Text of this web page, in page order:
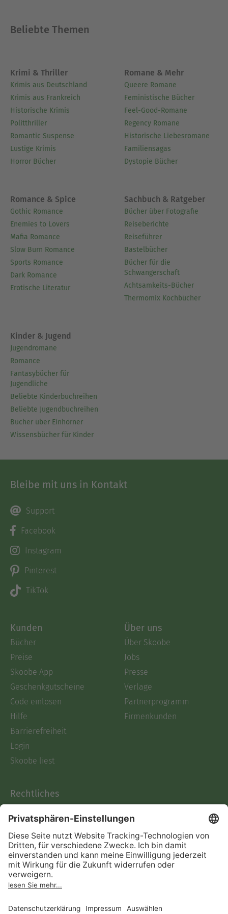
Biografie über mein Leben geschrieben, aber
Beliebte Themen
Krimi & Thriller
Krimis aus Deutschland
Krimis aus Frankreich
Historische Krimis
Politthriller
Romantic Suspense
Lustige Krimis
Horror Bücher
Romane & Mehr
Queere Romane
Feministische Bücher
Feel-Good-Romane
Regency Romane
Historische Liebesromane
Familiensagas
Dystopie Bücher
Romance & Spice
Gothic Romance
Enemies to Lovers
Mafia Romance
Slow Burn Romance
Sports Romance
Dark Romance
Erotische Literatur
Sachbuch & Ratgeber
Bücher über Fotografie
Reiseberichte
Reiseführer
Bastelbücher
Bücher für die
Schwangerschaft
Achtsamkeits-Bücher
Thermomix Kochbücher
Kinder & Jugend
Jugendromane
Romance
Fantasybücher für
Jugendliche
Beliebte Kinderbuchreihen
Beliebte Jugendbuchreihen
Bücher über Einhörner
Wissensbücher für Kinder
Bleibe mit uns in Kontakt
Support
Facebook
Instagram
Pinterest
TikTok
Kunden
Bücher
Preise
Skoobe App
Geschenkgutscheine
Code einlösen
Hilfe
Barrierefreiheit
Login
Skoobe liest
Über uns
Über Skoobe
Jobs
Presse
Verlage
Partnerprogramm
Firmenkunden
Rechtliches
AGB
Informationen nach Data
Act
Verträge hier kündigen
Impressum